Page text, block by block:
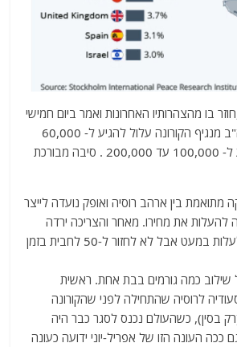
בו מהצהרותיו האחרונות ואמר ביום חמישי
כי מניין ההרוגים בארה"ב מנגיף הקורונה עלול להגיע ל- 60,000
ולא כפי שחשבו שיגיע ל- 100,000 עד 200,000 . סיבה מבורכת
מתואמת בין ארהב רוסיה ואופק נועדה לייצר
להעלות את מחירו. מאחר והצריכה ירדה
דרמטית המחיר צפוי לעלות במעט אבל לא לחזור ל-50 לחבית בזמן
כמה גורמים בבת אחת. ראשית
לרוסיה שהתחילה לפני שהקורונה
בסין), כשהעולם נכנס לסגר כבר היה
ככה העונה הזו של אפריל-יוני ידועה כעונה